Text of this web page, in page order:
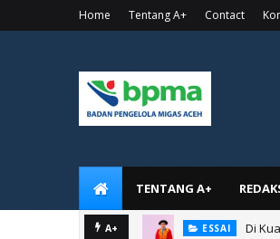
Home Tentang A+ Contact
TENTANG A+
A+ ESSAI Di